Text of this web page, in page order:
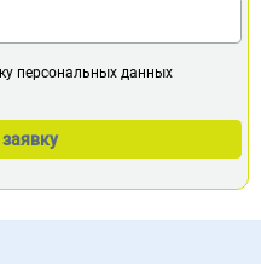
персональных данных